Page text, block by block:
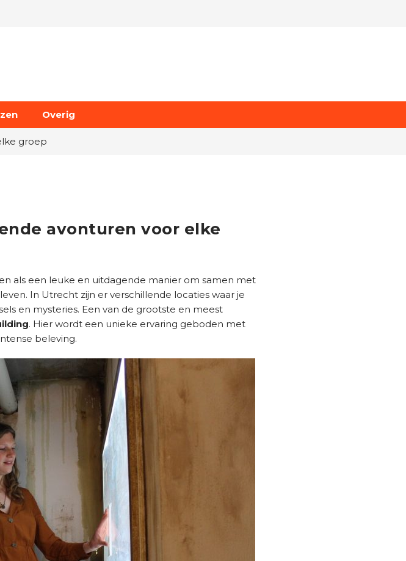
Overig
groep
avonturen voor elke
als een leuke en uitdagende manier om samen met
In Utrecht zijn er verschillende locaties waar je
en mysteries. Een van de grootste en meest
. Hier wordt een unieke ervaring geboden met
beleving.